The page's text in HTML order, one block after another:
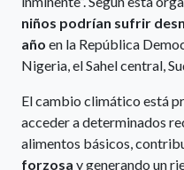
niños podrían sufrir
año en la República
Nigeria, el Sahel central,
El cambio climático está
acceder a determinados
alimentos básicos,
forzosa y generando un